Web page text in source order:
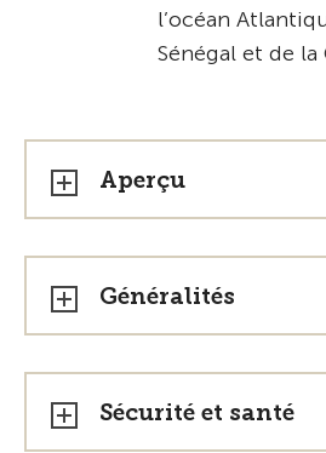
l’océan
Sénégal et de la
Aperçu
Généralités
Sécurité et santé